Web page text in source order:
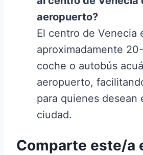
aeropuerto?
El centro de Venecia
aproximadamente
coche o autobús
aeropuerto,
para quienes desean
ciudad.
Comparte este/a